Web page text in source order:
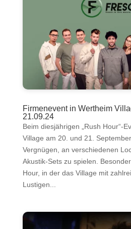
Firmenevent in Wertheim
21.09.24
Beim diesjährigen „Rush Hour“-
Village am 20. und 21.
Vergnügen, an verschiedenen
Akustik-Sets zu spielen.
Hour, in der das Village mit
Lustigen...